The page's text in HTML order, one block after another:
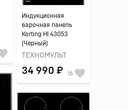
Индукционная
варочная панель
Korting HI 43053
(Черный)
ТЕХНОМУЛЬТ
34 990 ₽ 16